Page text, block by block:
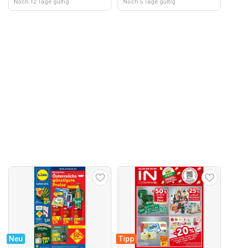
Noch 12 Tage gültig Noch 5 Tage gültig
Neu Tipp